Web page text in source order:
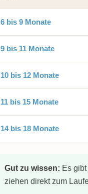
6 bis 9 Monate
9 bis 11 Monate
10 bis 12 Monate
11 bis 15 Monate
14 bis 18 Monate
Gut zu wissen: Es
ziehen direkt zum